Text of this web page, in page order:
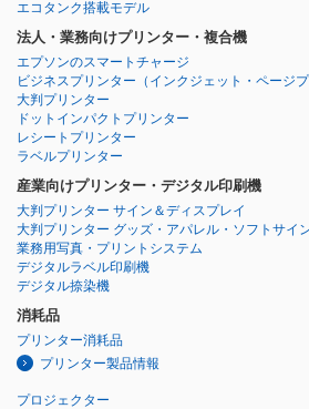
エコタンク搭載モデル
法人・業務向けプリンター・複合機
エプソンのスマートチャージ
ビジネスプリンター （インクジェット・ページ
大判プリンター
ドットインパクトプリンター
レシートプリンター
ラベルプリンター
産業向けプリンター・デジタル印刷機
大判プリンター サイン＆ディスプレイ
大判プリンター グッズ・アパレル・ソフトサイ
業務用写真・プリントシステム
デジタルラベル印刷機
デジタル捺染機
消耗品
プリンター消耗品
プリンター製品情報
プロジェクター